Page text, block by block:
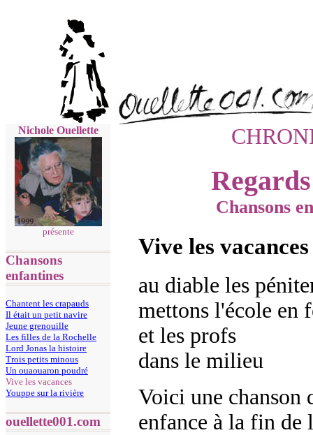
Nichole Ouellette
présente
Chansons
enfantines
Chantent les crapauds
Il était un petit navire
Jeune grenouille
Les filles de la Rochelle
Lord Jonas la histoire
Trois petits minous
Un ouaouaron poudré
Vive les vacances
Youppe sur la rivière
ouellette001.com
Chansons
Vive les vacances
au diable les
mettons l'école en
et les profs
dans le milieu
Voici une chanson
enfance à la fin de